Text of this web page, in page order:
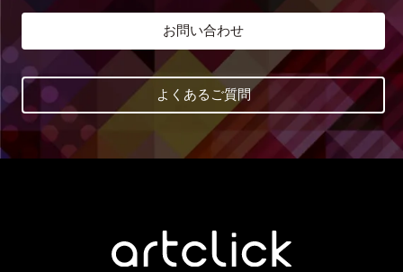
お問い合わせ
よくあるご質問